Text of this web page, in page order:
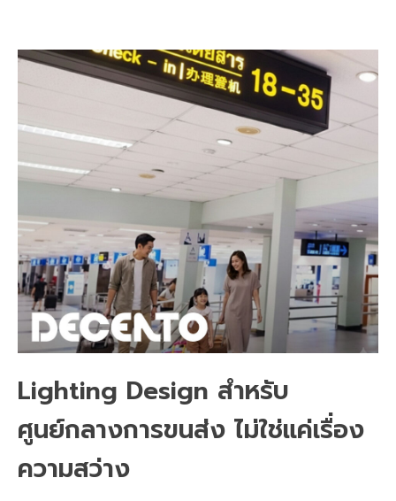
Lighting Design สำหรับ
ศูนย์กลางการขนส่ง ไม่ใช่แค่เรื่อง
ความสว่าง